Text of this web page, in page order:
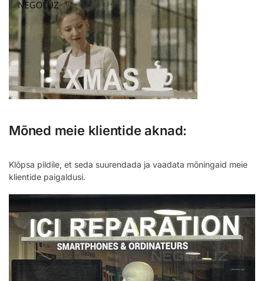
Mõned meie klientide aknad:
Klõpsa pildile, et seda suurendada ja vaadata mõningaid meie
klientide paigaldusi.